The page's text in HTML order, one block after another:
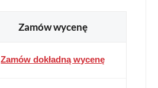
Zamów wycenę
Zamów dokładną wycenę